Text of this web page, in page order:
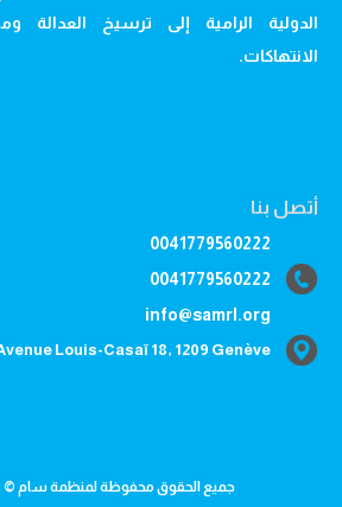
الدولية الرامية إلى ترسيخ العدالة
الانتهاكات.
أتصل بنا
0041779560222
0041779560222
info@samrl.org
Louis-Casaï 18, 1209 Genève
جميع الحقوق محفوظة لمنظمة سام © 2023، تصميم وتطوير